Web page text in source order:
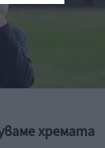
хремата